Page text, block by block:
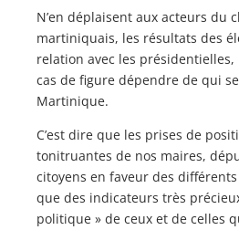
N’en déplaisent aux acteurs du
martiniquais, les résultats des
relation avec les
cas de figure dépendre de qui
Martinique.
C’est dire que les prises de
tonitruantes de nos maires,
citoyens en faveur des
que des indicateurs très
politique » de ceux et de celles